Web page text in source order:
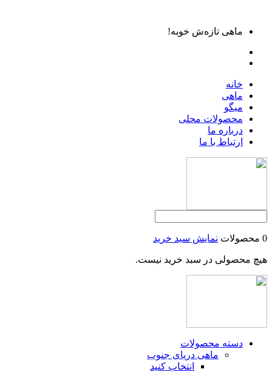
ماهی تازه‌ش خوبه!
خانه
ماهی
میگو
محصولات محلی
درباره ما
ارتباط با ما
0 محصولات نمایش سبد خرید
هیچ محصولی در سبد خرید نیست.
دسته محصولات
ماهی دریای جنوب
انتخاب کنید